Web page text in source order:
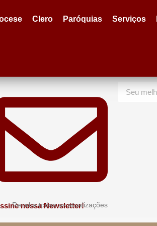
Clero Paróquias Serviços
nossa Newsletter!
Receba todas as atualizações